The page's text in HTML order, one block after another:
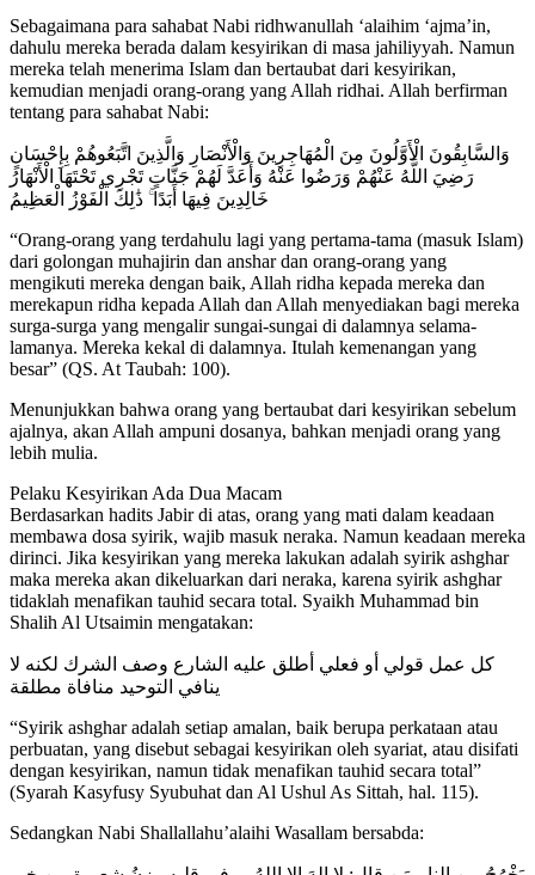
Sebagaimana para sahabat Nabi ridhwanullah ‘alaihim ‘ajma’in,
dahulu mereka berada dalam kesyirikan di masa jahiliyyah. Namun
mereka telah menerima Islam dan bertaubat dari kesyirikan,
kemudian menjadi orang-orang yang Allah ridhai. Allah berfirman
tentang para sahabat Nabi:
وَالسَّابِقُونَ الْأَوَّلُونَ مِنَ الْمُهَاجِرِينَ وَالْأَنْصَارِ وَالَّذِينَ اتَّبَعُوهُمْ بِإِحْسَانٍ
رَضِيَ اللَّهُ عَنْهُمْ وَرَضُوا عَنْهُ وَأَعَدَّ لَهُمْ جَنَّاتٍ تَجْرِي تَحْتَهَا الْأَنْهَارُ
خَالِدِينَ فِيهَا أَبَدًا ۚ ذَٰلِكَ الْفَوْزُ الْعَظِيمُ
“Orang-orang yang terdahulu lagi yang pertama-tama (masuk Islam)
dari golongan muhajirin dan anshar dan orang-orang yang
mengikuti mereka dengan baik, Allah ridha kepada mereka dan
merekapun ridha kepada Allah dan Allah menyediakan bagi mereka
surga-surga yang mengalir sungai-sungai di dalamnya selama-
lamanya. Mereka kekal di dalamnya. Itulah kemenangan yang
besar” (QS. At Taubah: 100).
Menunjukkan bahwa orang yang bertaubat dari kesyirikan sebelum
ajalnya, akan Allah ampuni dosanya, bahkan menjadi orang yang
lebih mulia.
Pelaku Kesyirikan Ada Dua Macam
Berdasarkan hadits Jabir di atas, orang yang mati dalam keadaan
membawa dosa syirik, wajib masuk neraka. Namun keadaan mereka
dirinci. Jika kesyirikan yang mereka lakukan adalah syirik ashghar
maka mereka akan dikeluarkan dari neraka, karena syirik ashghar
tidaklah menafikan tauhid secara total. Syaikh Muhammad bin
Shalih Al Utsaimin mengatakan:
كل عمل قولي أو فعلي أطلق عليه الشارع وصف الشرك لكنه لا
ينافي التوحيد منافاة مطلقة
“Syirik ashghar adalah setiap amalan, baik berupa perkataan atau
perbuatan, yang disebut sebagai kesyirikan oleh syariat, atau disifati
dengan kesyirikan, namun tidak menafikan tauhid secara total”
(Syarah Kasyfusy Syubuhat dan Al Ushul As Sittah, hal. 115).
Sedangkan Nabi Shallallahu’alaihi Wasallam bersabda: